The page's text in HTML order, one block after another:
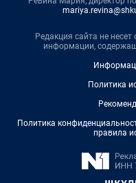
Редакция сайта не несет
информации,
Политика
Политика
правила